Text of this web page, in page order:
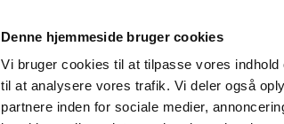
Denne hjemmeside bruger cookies
Vi bruger cookies til at tilpasse vores
til at analysere vores trafik. Vi deler også
partnere inden for sociale medier,